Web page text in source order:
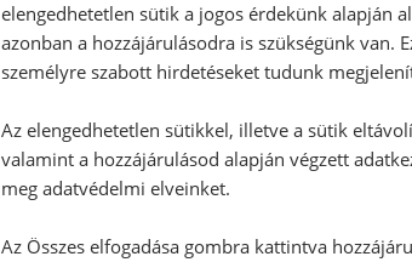
elengedhetetlen sütik a jogos érdekünk alapján
azonban a hozzájárulásodra is szükségünk van.
személyre szabott hirdetéseket tudunk
Az elengedhetetlen sütikkel, illetve a sütik
valamint a hozzájárulásod alapján végzett
meg adatvédelmi elveinket.
Az Összes elfogadása gombra kattintva